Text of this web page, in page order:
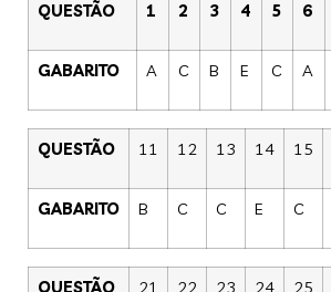
QUESTÃO 1 2 3 4 5 6
GABARITO A C B E C A
QUESTÃO 11 12 13 14 15
GABARITO B C C E C
QUESTÃO 21 22 23 24 25